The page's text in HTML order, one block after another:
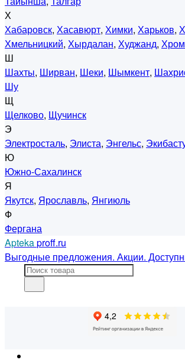
Х
Хабаровск, Хасавюрт, Химки, Харьков,
Хмельницкий, Хырдалан, Худжанд,
Ш
Шахты, Ширван, Шеки, Шымкент,
Шу
Щ
Щелково, Щучинск
Э
Электросталь, Элиста, Энгельс,
Ю
Южно-Сахалинск
Я
Якутск, Ярославль, Янгиюль
Ф
Фергана
Aptekaproff.ru
Выгодные предложения. Акции.